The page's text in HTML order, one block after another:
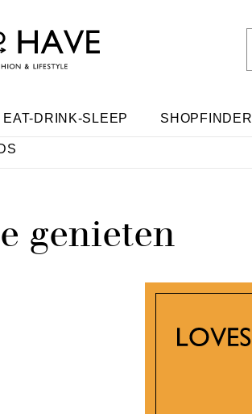
EAT-DRINK-SLEEP SHOPFINDER
genieten